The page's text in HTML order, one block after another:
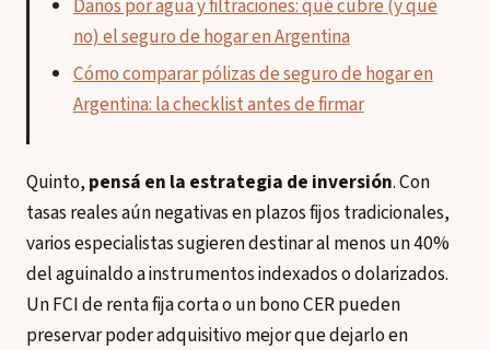
Daños por agua y filtraciones: qué cubre (y qué
no) el seguro de hogar en Argentina
Cómo comparar pólizas de seguro de hogar en
Argentina: la checklist antes de firmar
Quinto,pensá en la estrategia de inversión. Con
tasas reales aún negativas en plazos fijos tradicionales,
varios especialistas sugieren destinar al menos un 40%
del aguinaldo a instrumentos indexados o dolarizados.
Un FCI de renta fija corta o un bono CER pueden
preservar poder adquisitivo mejor que dejarlo en